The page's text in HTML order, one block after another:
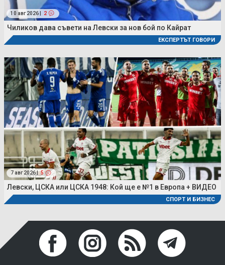
10 авг 2026 | 2
Чиликов дава съвети на Левски за нов бой по Кайрат
ЕКСПЕРТЪТ ГОВОРИ
7 авг 2026 | 5
Левски, ЦСКА или ЦСКА 1948: Кой ще е №1 в Европа + ВИДЕО
СПОРТ И БИЗНЕС